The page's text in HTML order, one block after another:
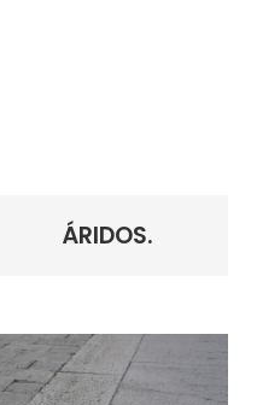
ÁRIDOS.